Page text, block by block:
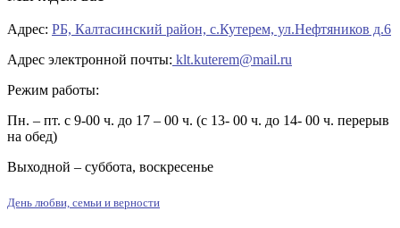
Адрес: РБ, Калтасинский район, с.Кутерем, ул.Нефтяников д.6
Адрес электронной почты: klt.kuterem@mail.ru
Режим работы:
Пн. – пт. с 9-00 ч. до 17 – 00 ч. (с 13- 00 ч. до 14- 00 ч. перерыв
на обед)
Выходной – суббота, воскресенье
День любви, семьи и верности